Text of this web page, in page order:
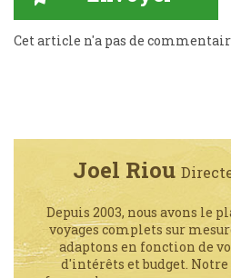
Cet article n'a pas de
Joel Riou
Depuis 2003, nous avons le
voyages complets sur
adaptons en fonction de
d'intérêts et budget. Notre